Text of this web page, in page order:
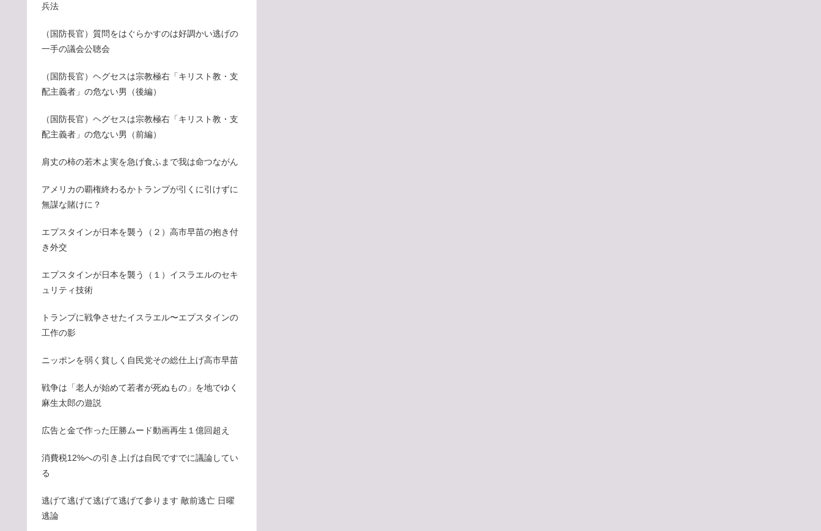
兵法
（国防長官）質問をはぐらかすのは好調かい逃げの
一手の議会公聴会
（国防長官）ヘグセスは宗教極右「キリスト教・支
配主義者」の危ない男（後編）
（国防長官）ヘグセスは宗教極右「キリスト教・支
配主義者」の危ない男（前編）
肩丈の柿の若木よ実を急げ食ふまで我は命つながん
アメリカの覇権終わるかトランプが引くに引けずに
無謀な賭けに？
エプスタインが日本を襲う（２）高市早苗の抱き付
き外交
エプスタインが日本を襲う（１）イスラエルのセキ
ュリティ技術
トランプに戦争させたイスラエル〜エプスタインの
工作の影
ニッポンを弱く貧しく自民党その総仕上げ高市早苗
戦争は「老人が始めて若者が死ぬもの」を地でゆく
麻生太郎の遊説
広告と金で作った圧勝ムード動画再生１億回超え
消費税12%への引き上げは自民ですでに議論してい
る
逃げて逃げて逃げて逃げて参ります 敵前逃亡 日曜
逃論